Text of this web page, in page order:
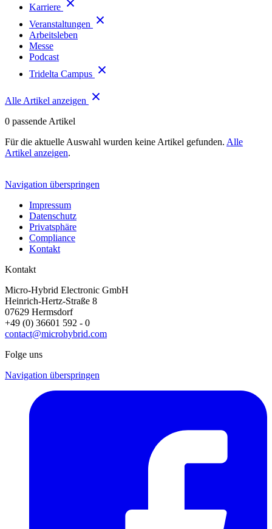
Karriere
Veranstaltungen
Arbeitsleben
Messe
Podcast
Tridelta Campus
Alle Artikel anzeigen
0 passende Artikel
Für die aktuelle Auswahl wurden keine Artikel gefunden. Alle
Artikel anzeigen.
Navigation überspringen
Impressum
Datenschutz
Privatsphäre
Compliance
Kontakt
Kontakt
Micro-Hybrid Electronic GmbH
Heinrich-Hertz-Straße 8
07629 Hermsdorf
+49 (0) 36601 592 - 0
contact@microhybrid.com
Folge uns
Navigation überspringen